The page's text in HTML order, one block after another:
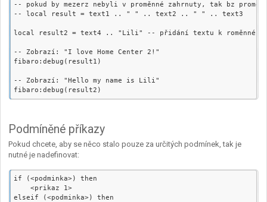
-- pokud by mezerz nebyli v proměnné zahrnuty, tak bz
-- local result = text1 .. " " .. text2 .. " " .. text3
local result2 = text4 .. "Lili" -- přidání textu k roměnné
-- Zobrazí: "I love Home Center 2!"
fibaro:debug(result1)
-- Zobrazí: "Hello my name is Lili"
Podmíněné příkazy
Pokud chcete, aby se něco stalo pouze za určitých podmínek, tak je
nutné je nadefinovat:
if (<podminka>) then
    <prikaz 1>
elseif (<podminka>) then